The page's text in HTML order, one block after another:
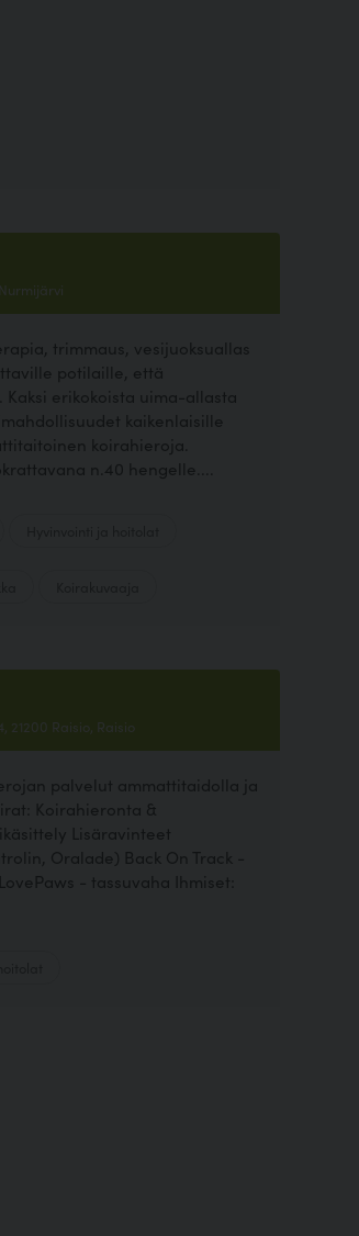
trimmaus, vesijuoksuallas
potilaille, että
Kaksi erikokoista uima-allasta
kaikenlaisille
koirahieroja.
n.40 hengelle....
21200 Raisio, Raisio
palvelut ammattitaidolla ja
Koirahieronta &
Lisäravinteet
Oralade) Back On Track -
- tassuvaha Ihmiset: